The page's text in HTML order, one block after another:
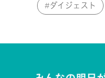
ダイジェスト